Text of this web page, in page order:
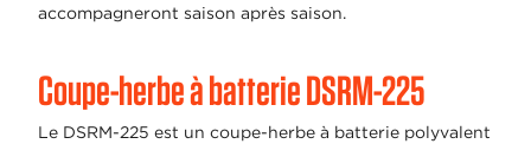
accompagneront saison après saison.
Coupe-herbe à batterie DSRM-225
Le DSRM-225 est un coupe-herbe à batterie polyvalent